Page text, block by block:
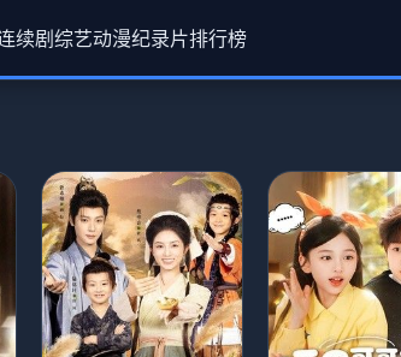
续剧综艺动漫纪录片排行榜